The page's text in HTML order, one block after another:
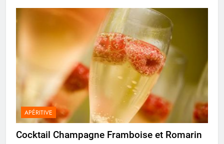
APÉRITIVE
Cocktail Champagne Framboise et Romarin